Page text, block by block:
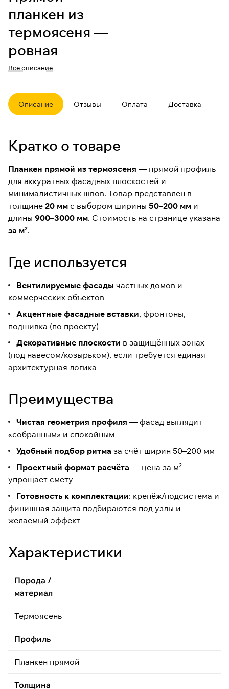
планкен из
термоясеня —
ровная
геометрия для
Планкен прямой из термоясеня
— фасадная доска с чистой
диапазон ширин дают свободу в
ритме фасада: от «частой»
плоскостей.
фасад
(назначение определено по
категории). Цена на странице
указаназа м², выбор ширины —
в параметрах товара.
Формат цены:₽/м² — удобно
Статус:в наличии (по данным
карточки)
Все описание
Описание Отзывы Оплата Доставка
Кратко о товаре
Планкен прямой из термоясеня — прямой профиль
для аккуратных фасадных плоскостей и
минималистичных швов. Товар представлен в
толщине 20 мм с выбором ширины 50–200 мм и
длины 900–3000 мм. Стоимость на странице указана
за м².
Где используется
Вентилируемые фасады частных домов и
коммерческих объектов
Акцентные фасадные вставки, фронтоны,
подшивка (по проекту)
Декоративные плоскости в защищённых зонах
(под навесом/козырьком), если требуется единая
архитектурная логика
Преимущества
Чистая геометрия профиля — фасад выглядит
«собранным» и спокойным
Удобный подбор ритма за счёт ширин 50–200 мм
Проектный формат расчёта — цена за м²
упрощает смету
Готовность к комплектации: крепёж/подсистема и
финишная защита подбираются под узлы и
желаемый эффект
Характеристики
Порода /
материал
Термоясень
Профиль
Планкен прямой
Толщина